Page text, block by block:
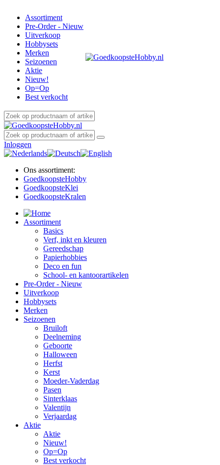
Assortiment
Pre-Order - Nieuw
Uitverkoop
Hobbysets
Merken
Seizoenen
Aktie
Nieuw!
Op=Op
Best verkocht
Inloggen
Ons assortiment:
GoedkoopsteHobby
GoedkoopsteKlei
GoedkoopsteKralen
Assortiment
Basics
Verf, inkt en kleuren
Gereedschap
Papierhobbies
Deco en fun
School- en kantoorartikelen
Pre-Order - Nieuw
Uitverkoop
Hobbysets
Merken
Seizoenen
Bruiloft
Deelneming
Geboorte
Halloween
Herfst
Kerst
Moeder-Vaderdag
Pasen
Sinterklaas
Valentijn
Verjaardag
Aktie
Aktie
Nieuw!
Op=Op
Best verkocht